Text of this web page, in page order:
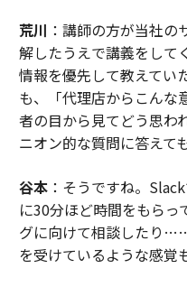
荒川 ：講師の方が当社
解したうえで講義をして
情報を優先して教えてい
も、「代理店からこんな
者の目から見てどう思わ
ニオン的な質問に答えて
谷本：そうですね。
に30分ほど時間をもらっ
グに向けて相談したり
を受けているような感覚